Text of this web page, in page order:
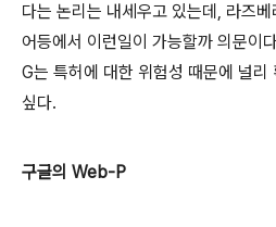
다는 논리는 내세우고 있는데, 라즈
어등에서 이런일이 가능할까 의문이
G는 특허에 대한 위험성 때문에 널리
싶다.
구글의 Web-P